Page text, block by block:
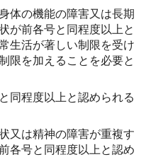
体の機能の障害又は長期
が前各号と同程度以上と
生活が著しい制限を受け
限を加えることを必要と
同程度以上と認められる
又は精神の障害が重複す
各号と同程度以上と認め